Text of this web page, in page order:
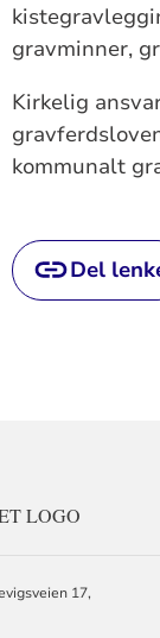
gravminner,
Kirkelig
kommunalt
Del
17,